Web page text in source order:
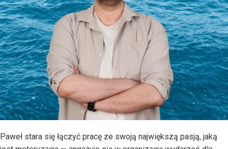
Paweł stara się łączyć pracę ze swoją największą pasją, jaką